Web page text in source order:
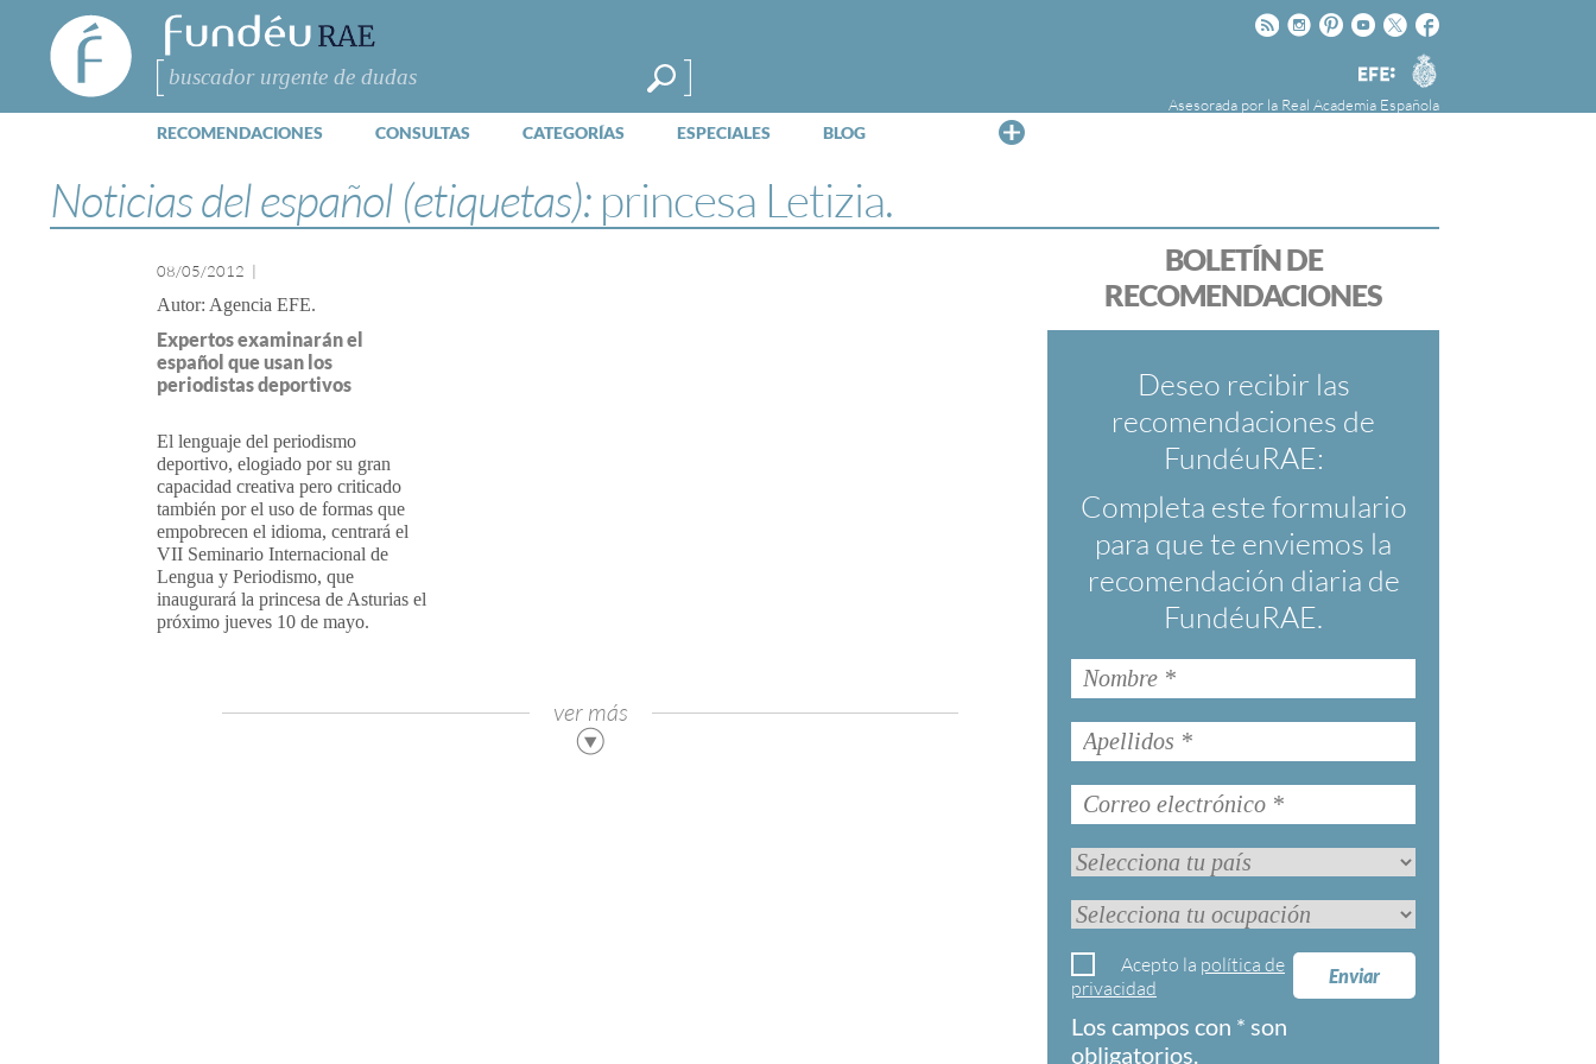
FundéuRAE
- Fundación
del Español
Urgente
Buscar
Facebook
Twitter
Youtube
Pinteres
Instagram
Rss
Agencia
EFE
Asesorada por la Real Academia Española
RECOMENDACIONES CONSULTAS CATEGORÍAS ESPECIALES BLOG
la Agencia Efe y la Real Academia Española,
cuyo objetivo es colaborar con el buen uso del
español en los medios de comunicación y en
Internet.
Noticias del español (etiquetas): princesa Letizia.
BOLETÍN DE
RECOMENDACIONES
Deseo recibir las
recomendaciones de
FundéuRAE:
Completa este formulario
para que te enviemos la
recomendación diaria de
FundéuRAE.
Enviar
Acepto la política de
privacidad
Los campos con * son
obligatorios.
08/05/2012 |
Agencia EFE
Expertos examinarán el
español que usan los
periodistas deportivos
El lenguaje del periodismo
deportivo, elogiado por su gran
capacidad creativa pero criticado
también por el uso de formas que
empobrecen el idioma, centrará el
VII Seminario Internacional de
Lengua y Periodismo, que
inaugurará la princesa de Asturias el
próximo jueves 10 de mayo.
ver más